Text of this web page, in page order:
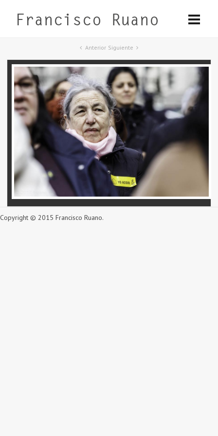
Anterior Siguiente
Copyright © 2015 Francisco Ruano.